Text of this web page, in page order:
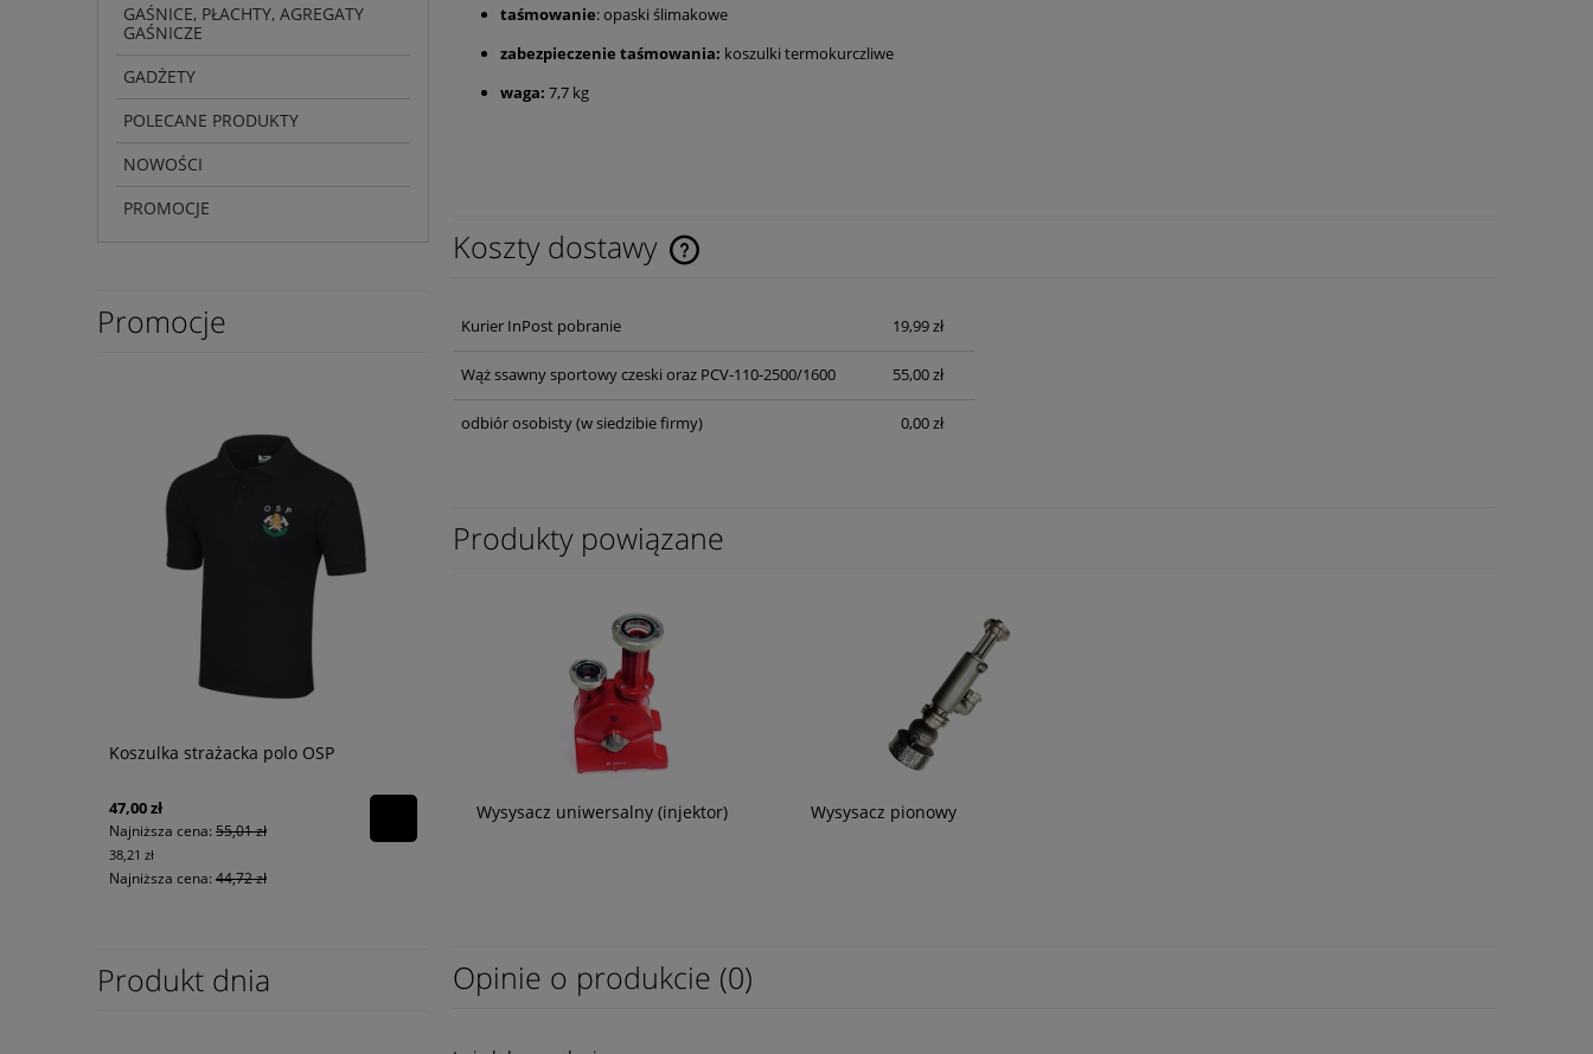
GAŚNICE, PŁACHTY, AGREGATY
GAŚNICZE
GADŻETY
POLECANE PRODUKTY
NOWOŚCI
PROMOCJE
Promocje
Koszulka strażacka polo OSP
47,00 zł
Najniższa cena: 55,01 zł
38,21 zł
Najniższa cena: 44,72 zł
Produkt dnia
taśmowanie: opaski ślimakowe
zabezpieczenie taśmowania: koszulki termokurczliwe
waga: 7,7 kg
Koszty dostawy
Kurier InPost pobranie 19,99 zł
Wąż ssawny sportowy czeski oraz PCV-110-2500/1600 55,00 zł
odbiór osobisty(w siedzibie firmy) 0,00 zł
Produkty powiązane
Wysysacz uniwersalny (injektor) Wysysacz pionowy
Opinie o produkcie (0)